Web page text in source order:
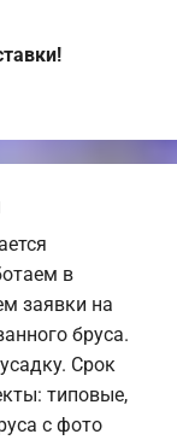
в
заявки на
бруса.
Срок
типовые,
с фото